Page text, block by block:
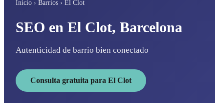
Inicio › Barrios › El Clot
SEO en El Clot, Barcelona
Autenticidad de barrio bien conectado
Consulta gratuita para El Clot